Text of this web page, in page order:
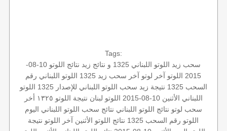
Tags:
سحب زيد اللوتو اللبناني 1325 و نتائج زيد
نتائج اللوتو 10-08-
2015 اللوتو آخر لوتو آخر سحب زيد 1325
اللوتو اللبناني رقم
السحب 1325
نتيجة زيد سحب اللوتو اللبناني للإصدار 1325
اللوتو
اللبناني الأثنين 10-08-2015
اللوتو لبنان نتيجة اللوتو ١٣٢٥
أخر
سحب لوتو نتائج اللوتو اللبناني نتائج سحب اللوتو اللبناني اليوم
اللوتو رقم السحب 1325
نتائج اللوتو الأثنين آخر اللوتو نتيجة